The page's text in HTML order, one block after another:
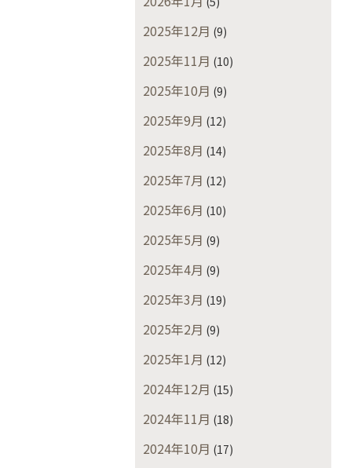
2025年12月 (9)
2025年11月 (10)
2025年10月 (9)
2025年9月 (12)
2025年8月 (14)
2025年7月 (12)
2025年6月 (10)
2025年5月 (9)
2025年4月 (9)
2025年3月 (19)
2025年2月 (9)
2025年1月 (12)
2024年12月 (15)
2024年11月 (18)
2024年10月 (17)